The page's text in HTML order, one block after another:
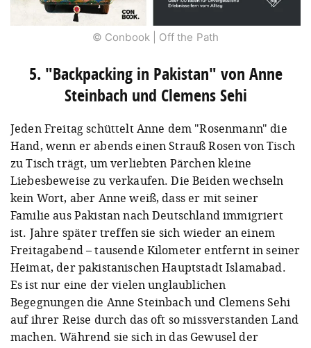
© Conbook | Off the Path
5. "Backpacking in Pakistan" von Anne
Steinbach und Clemens Sehi
Jeden Freitag schüttelt Anne dem "Rosenmann" die
Hand, wenn er abends einen Strauß Rosen von Tisch
zu Tisch trägt, um verliebten Pärchen kleine
Liebesbeweise zu verkaufen. Die Beiden wechseln
kein Wort, aber Anne weiß, dass er mit seiner
Familie aus Pakistan nach Deutschland immigriert
ist. Jahre später treffen sie sich wieder an einem
Freitagabend – tausende Kilometer entfernt in seiner
Heimat, der pakistanischen Hauptstadt Islamabad.
Es ist nur eine der vielen unglaublichen
Begegnungen die Anne Steinbach und Clemens Sehi
auf ihrer Reise durch das oft so missverstanden Land
machen. Während sie sich in das Gewusel der